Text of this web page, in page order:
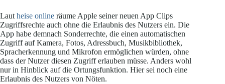
Laut heise online räume Apple seiner neuen App Clips
Zugriffsrechte auch ohne die Erlaubnis des Nutzers ein. Die
App habe demnach Sonderrechte, die einen automatischen
Zugriff auf Kamera, Fotos, Adressbuch, Musikbibliothek,
Spracherkennung und Mikrofon ermöglichen würden, ohne
dass der Nutzer diesen Zugriff erlauben müsse. Anders wohl
nur in Hinblick auf die Ortungsfunktion. Hier sei noch eine
Erlaubnis des Nutzers von Nöten.